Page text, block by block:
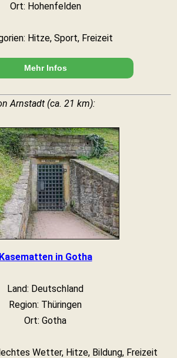
Ort: Hohenfelden
Hitze, Sport, Freizeit
Mehr Infos
Arnstadt (ca. 21 km):
Kasematten in Gotha
Land: Deutschland
Region: Thüringen
Ort: Gotha
Wetter, Hitze, Bildung, Freizeit